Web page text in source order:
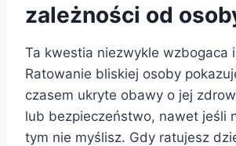
zależności od
Ta kwestia niezwykle wzbogaca
Ratowanie bliskiej osoby
czasem ukryte obawy o jej
lub bezpieczeństwo, nawet jeśli
tym nie myślisz. Gdy ratujesz